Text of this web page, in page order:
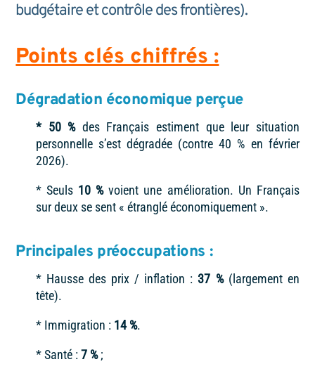
budgétaire et contrôle des frontières).
Points clés chiffrés :
Dégradation économique perçue
* 50 %des Français estiment que leur situation
personnelle s’est dégradée (contre 40 % en février
2026).
* Seuls 10 %voient une amélioration. Un Français
sur deux se sent « étranglé économiquement ».
Principales préoccupations :
* Hausse des prix / inflation : 37 %(largement en
tête).
* Immigration : 14 %.
* Santé :7 %;